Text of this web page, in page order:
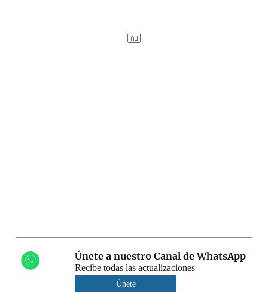
Únete a nuestro Canal de WhatsApp
Recibe todas las actualizaciones
Únete